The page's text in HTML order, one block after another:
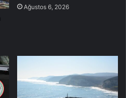
Ağustos 6, 2026